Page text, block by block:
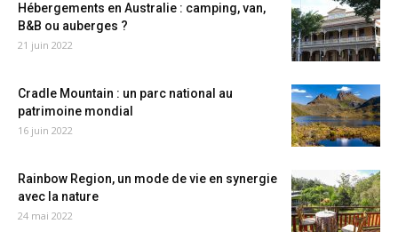
Hébergements en Australie : camping, van,
B&B ou auberges ?
21 juin 2022
Cradle Mountain : un parc national au
patrimoine mondial
16 juin 2022
Rainbow Region, un mode de vie en synergie
avec la nature
24 mai 2022